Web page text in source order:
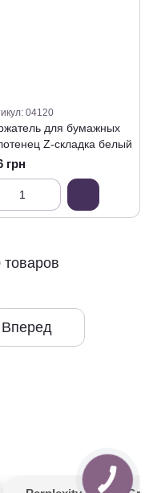
04120
для бумажных
Z-складка белый
грн
Вперед